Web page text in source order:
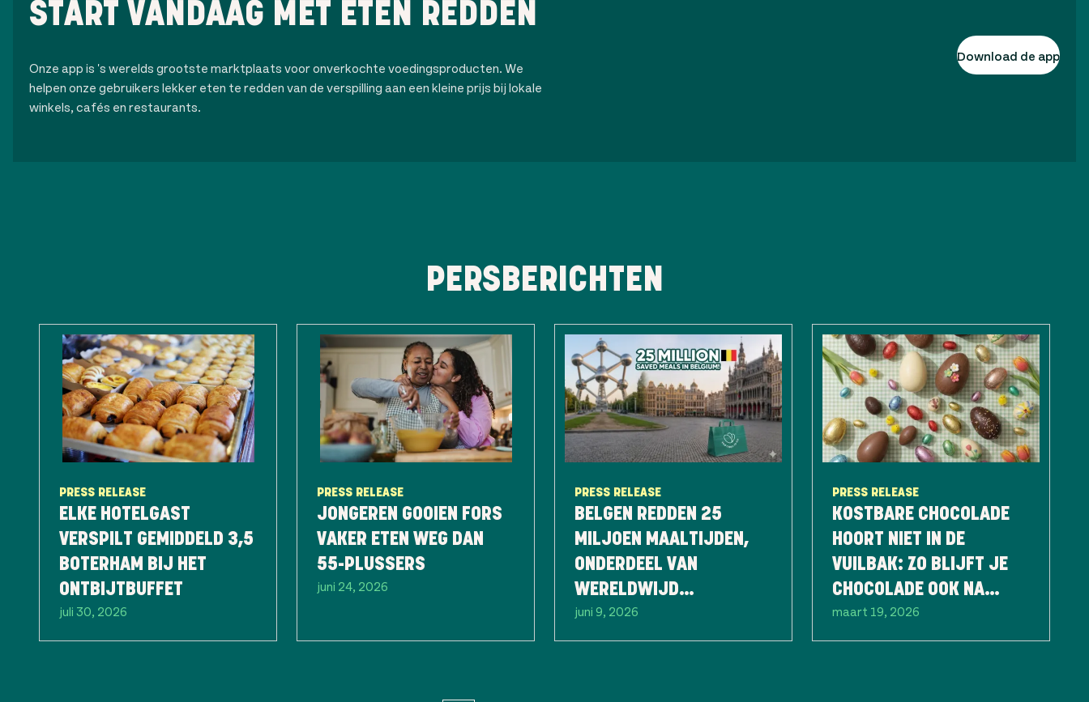
START VANDAAG MET ETEN REDDEN
Onze app is 's werelds grootste marktplaats voor onverkochte voedingsproducten. We
helpen onze gebruikers lekker eten te redden van de verspilling aan een kleine prijs bij lokale
winkels, cafés en restaurants.
Download de app
PERSBERICHTEN
PRESS RELEASE
ELKE HOTELGAST
VERSPILT GEMIDDELD 3,5
BOTERHAM BIJ HET
ONTBIJTBUFFET
juli 30, 2026
PRESS RELEASE
JONGEREN GOOIEN FORS
VAKER ETEN WEG DAN
55-PLUSSERS
juni 24, 2026
PRESS RELEASE
BELGEN REDDEN 25
MILJOEN MAALTIJDEN,
ONDERDEEL VAN
WERELDWIJD
RECORDJAAR
juni 9, 2026
PRESS RELEASE
KOSTBARE CHOCOLADE
HOORT NIET IN DE
VUILBAK: ZO BLIJFT JE
CHOCOLADE OOK NA
PASEN NOG LANG LEKKER
maart 19, 2026